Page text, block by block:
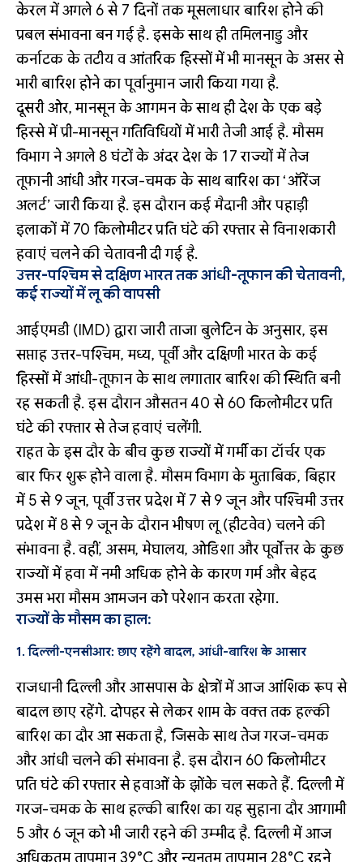
केरल में अगले 6 से 7 दिनों तक मूसलाधार बारिश होने की
प्रबल संभावना बन गई है. इसके साथ ही तमिलनाडु और
कर्नाटक के तटीय व आंतरिक हिस्सों में भी मानसून के असर से
भारी बारिश होने का पूर्वानुमान जारी किया गया है.
दूसरी ओर, मानसून के आगमन के साथ ही देश के एक बड़े
हिस्से में प्री-मानसून गतिविधियों में भारी तेजी आई है. मौसम
विभाग ने अगले 8 घंटों के अंदर देश के 17 राज्यों में तेज
तूफानी आंधी और गरज-चमक के साथ बारिश का ‘ऑरेंज
अलर्ट’ जारी किया है. इस दौरान कई मैदानी और पहाड़ी
इलाकों में 70 किलोमीटर प्रति घंटे की रफ्तार से विनाशकारी
हवाएं चलने की चेतावनी दी गई है.
उत्तर-पश्चिम से दक्षिण भारत तक आंधी-तूफान की चेतावनी,
कई राज्यों में लू की वापसी
आईएमडी (IMD) द्वारा जारी ताजा बुलेटिन के अनुसार, इस
सप्ताह उत्तर-पश्चिम, मध्य, पूर्वी और दक्षिणी भारत के कई
हिस्सों में आंधी-तूफान के साथ लगातार बारिश की स्थिति बनी
रह सकती है. इस दौरान औसतन 40 से 60 किलोमीटर प्रति
घंटे की रफ्तार से तेज हवाएं चलेंगी.
राहत के इस दौर के बीच कुछ राज्यों में गर्मी का टॉर्चर एक
बार फिर शुरू होने वाला है. मौसम विभाग के मुताबिक, बिहार
में 5 से 9 जून, पूर्वी उत्तर प्रदेश में 7 से 9 जून और पश्चिमी उत्तर
प्रदेश में 8 से 9 जून के दौरान भीषण लू (हीटवेव) चलने की
संभावना है. वहीं, असम, मेघालय, ओडिशा और पूर्वोत्तर के कुछ
राज्यों में हवा में नमी अधिक होने के कारण गर्म और बेहद
उमस भरा मौसम आमजन को परेशान करता रहेगा.
राज्यों के मौसम का हाल:
1. दिल्ली-एनसीआर: छाए रहेंगे बादल, आंधी-बारिश के आसार
राजधानी दिल्ली और आसपास के क्षेत्रों में आज आंशिक रूप से
बादल छाए रहेंगे. दोपहर से लेकर शाम के वक्त तक हल्की
बारिश का दौर आ सकता है, जिसके साथ तेज गरज-चमक
और आंधी चलने की संभावना है. इस दौरान 60 किलोमीटर
प्रति घंटे की रफ्तार से हवाओं के झोंके चल सकते हैं. दिल्ली में
गरज-चमक के साथ हल्की बारिश का यह सुहाना दौर आगामी
5 और 6 जून को भी जारी रहने की उम्मीद है. दिल्ली में आज
अधिकतम तापमान 39°C और न्यूनतम तापमान 28°C रहने